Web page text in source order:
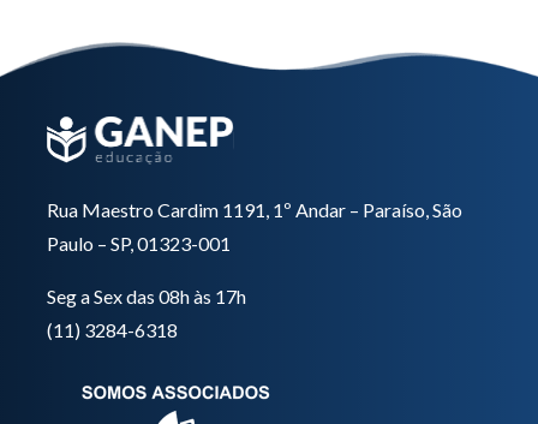
Rua Maestro Cardim 1191, 1º Andar – Paraíso, São
Paulo – SP, 01323-001
Seg a Sex das 08h às 17h
(11) 3284-6318